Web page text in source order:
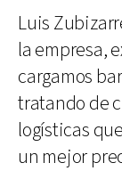
Luis
la empresa,
cargamos
tratando de
logísticas
un mejor